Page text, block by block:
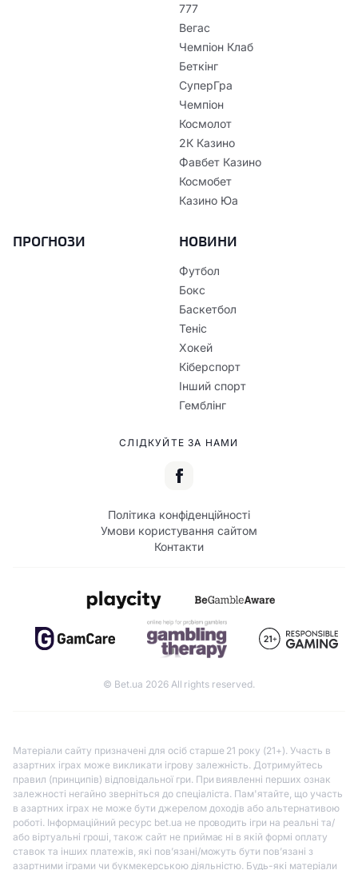
777
Вегас
Чемпіон Клаб
Беткінг
СуперГра
Чемпіон
Космолот
2К Казино
Фавбет Казино
Космобет
Казино Юа
ПРОГНОЗИ НОВИНИ
Футбол
Бокс
Баскетбол
Теніс
Хокей
Кіберспорт
Інший спорт
Гемблінг
СЛІДКУЙТЕ ЗА НАМИ
Політика конфіденційності
Умови користування сайтом
Контакти
© Bet.ua 2026 All rights reserved.
Матеріали сайту призначені для осіб старше 21 року (21+). Участь в
азартних іграх може викликати ігрову залежність. Дотримуйтесь
правил (принципів) відповідальної гри. При виявленні перших ознак
залежності негайно зверніться до спеціаліста. Пам'ятайте, що участь
в азартних іграх не може бути джерелом доходів або альтернативою
роботі. Інформаційний ресурс bet.ua не проводить ігри на реальні та/
або віртуальні гроші, також сайт не приймає ні в якій формі оплату
ставок та інших платежів, які пов’язані/можуть бути пов’язані з
азартними іграми чи букмекерською діяльністю. Будь-які матеріали